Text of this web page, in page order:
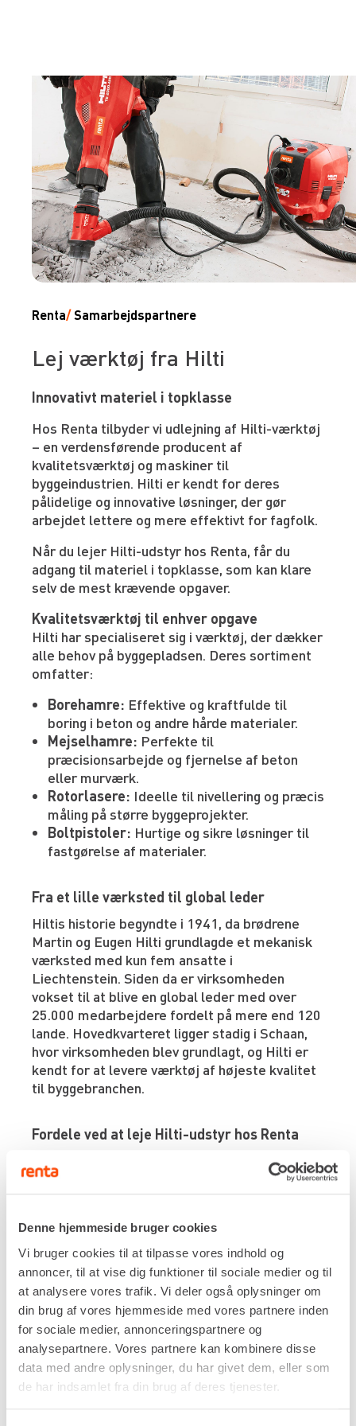
Denne hjemmeside bruger cookies
Vi bruger cookies til at tilpasse vores indhold og
annoncer, til at vise dig funktioner til sociale medier og til
at analysere vores trafik. Vi deler også oplysninger om
din brug af vores hjemmeside med vores partnere inden
for sociale medier, annonceringspartnere og
analysepartnere. Vores partnere kan kombinere disse
data med andre oplysninger, du har givet dem, eller som
de har indsamlet fra din brug af deres tjenester.
Renta/Samarbejdspartnere
Lej værktøj fra Hilti
Innovativt materiel i topklasse
Hos Renta tilbyder vi udlejning af Hilti-værktøj
– en verdensførende producent af
kvalitetsværktøj og maskiner til
byggeindustrien. Hilti er kendt for deres
pålidelige og innovative løsninger, der gør
arbejdet lettere og mere effektivt for fagfolk.
Når du lejer Hilti-udstyr hos Renta, får du
adgang til materiel i topklasse, som kan klare
selv de mest krævende opgaver.
Kvalitetsværktøj til enhver opgave
Hilti har specialiseret sig i værktøj, der dækker
alle behov på byggepladsen. Deres sortiment
omfatter:
Borehamre: Effektive og kraftfulde til
boring i beton og andre hårde materialer.
Mejselhamre: Perfekte til
præcisionsarbejde og fjernelse af beton
eller murværk.
Rotorlasere: Ideelle til nivellering og præcis
måling på større byggeprojekter.
Boltpistoler: Hurtige og sikre løsninger til
fastgørelse af materialer.
Fra et lille værksted til global leder
Hiltis historie begyndte i 1941, da brødrene
Martin og Eugen Hilti grundlagde et mekanisk
værksted med kun fem ansatte i
Liechtenstein. Siden da er virksomheden
vokset til at blive en global leder med over
25.000 medarbejdere fordelt på mere end 120
lande. Hovedkvarteret ligger stadig i Schaan,
hvor virksomheden blev grundlagt, og Hilti er
kendt for at levere værktøj af højeste kvalitet
til byggebranchen.
Fordele ved at leje Hilti-udstyr hos Renta
Lej Hilti-værktøj hos Renta og få glæde af
disse fordele:
holde og klarer selv de mest krævende
opgaver.
Fleksibilitet:
Lej det udstyr, du har brug for,
når du har brug for det – uden store
investeringer.
Professionel service: Alt vores materiel
bliver løbende serviceret og vedligeholdt, så
du kan stole på, at det fungerer optimalt.
Effektivitet:Med Hilti-produkter fra Renta
kan du udføre arbejdet hurtigt og med høj